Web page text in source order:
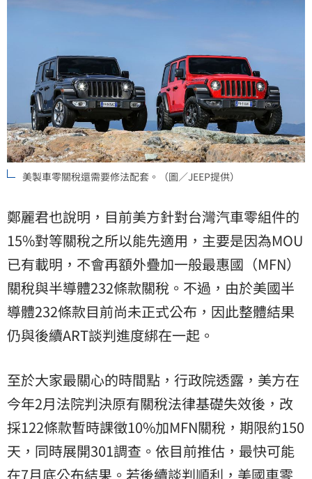
美製車零關稅還需要修法配套。（圖／JEEP提供）
鄭麗君也說明，目前美方針對台灣汽車零組件的
15%對等關稅之所以能先適用，主要是因為MOU
已有載明，不會再額外疊加一般最惠國（MFN）
關稅與半導體232條款關稅。不過，由於美國半
導體232條款目前尚未正式公布，因此整體結果
仍與後續ART談判進度綁在一起。
至於大家最關心的時間點，行政院透露，美方在
今年2月法院判決原有關稅法律基礎失效後，改
採122條款暫時課徵10%加MFN關稅，期限約150
天，同時展開301調查。依目前推估，最快可能
在7月底公布結果。若後續談判順利，美國車零